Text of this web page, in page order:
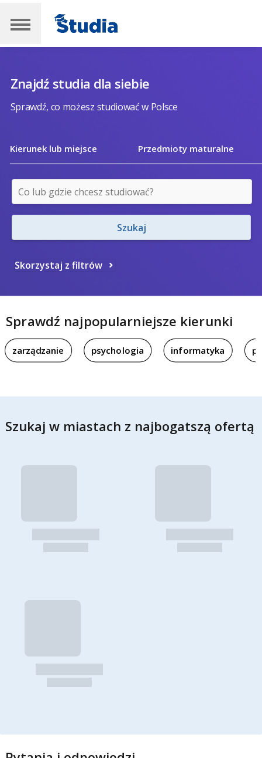
Znajdź studia dla siebie
Sprawdź, co możesz studiować w Polsce
Kierunek lub miejsce Przedmioty maturalne
Szukaj
Skorzystaj z filtrów
Sprawdź najpopularniejsze kierunki
zarządzanie psychologia informatyka
Szukaj w miastach z najbogatszą ofertą